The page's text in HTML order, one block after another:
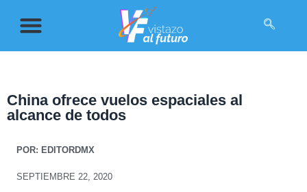
China ofrece vuelos espaciales al
alcance de todos
POR: EDITORDMX
SEPTIEMBRE 22, 2020